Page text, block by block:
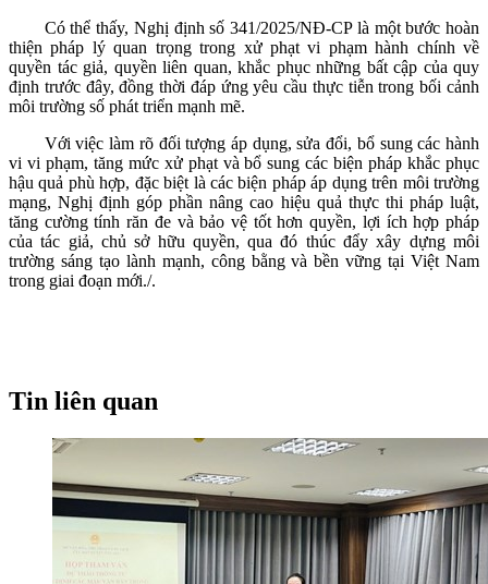
Có thể thấy, Nghị định số 341/2025/NĐ-CP là một bước hoàn
thiện pháp lý quan trọng trong xử phạt vi phạm hành chính về
quyền tác giả, quyền liên quan, khắc phục những bất cập của quy
định trước đây, đồng thời đáp ứng yêu cầu thực tiễn trong bối cảnh
môi trường số phát triển mạnh mẽ.
Với việc làm rõ đối tượng áp dụng, sửa đổi, bổ sung các hành
vi vi phạm, tăng mức xử phạt và bổ sung các biện pháp khắc phục
hậu quả phù hợp, đặc biệt là các biện pháp áp dụng trên môi trường
mạng, Nghị định góp phần nâng cao hiệu quả thực thi pháp luật,
tăng cường tính răn đe và bảo vệ tốt hơn quyền, lợi ích hợp pháp
của tác giả, chủ sở hữu quyền, qua đó thúc đẩy xây dựng môi
trường sáng tạo lành mạnh, công bằng và bền vững tại Việt Nam
trong giai đoạn mới./.
Tin liên quan